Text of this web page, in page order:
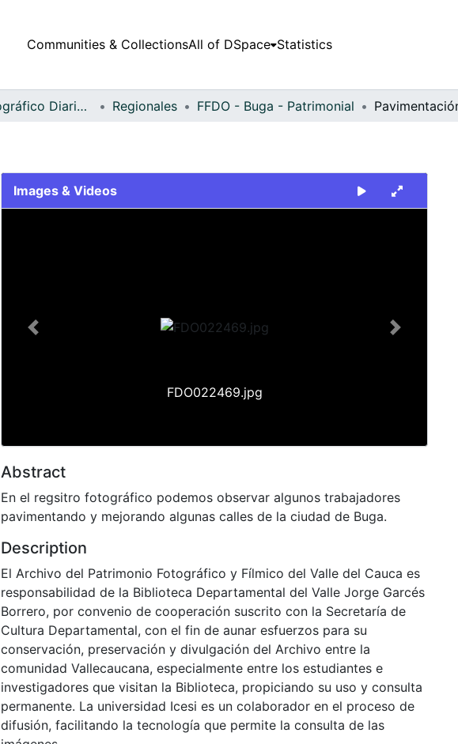
Communities & CollectionsAll of DSpace Statistics
Fondo Fotográfico Diario Occidente Regionales FFDO - Buga - Patrimonial
Images & Videos
FDO022469.jpg
Previous Next
Abstract
En el regsitro fotográfico podemos observar algunos trabajadores
pavimentando y mejorando algunas calles de la ciudad de Buga.
Description
El Archivo del Patrimonio Fotográfico y Fílmico del Valle del Cauca es
responsabilidad de la Biblioteca Departamental del Valle Jorge Garcés
Borrero, por convenio de cooperación suscrito con la Secretaría de
Cultura Departamental, con el fin de aunar esfuerzos para su
conservación, preservación y divulgación del Archivo entre la
comunidad Vallecaucana, especialmente entre los estudiantes e
investigadores que visitan la Biblioteca, propiciando su uso y consulta
permanente. La universidad Icesi es un colaborador en el proceso de
difusión, facilitando la tecnología que permite la consulta de las